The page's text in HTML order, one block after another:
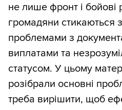
не лише фронт і бойові
громадяни стикаються
проблемами з
виплатами та
статусом. У цьому
розібрали основні
треба вирішити, щоб